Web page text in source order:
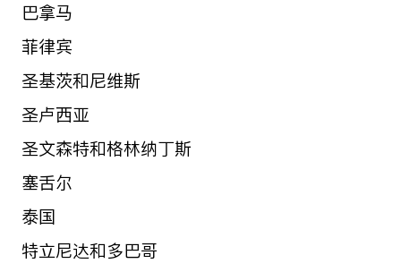
巴拿马
菲律宾
圣基茨和尼维斯
圣卢西亚
圣文森特和格林纳丁斯
塞舌尔
泰国
特立尼达和多巴哥